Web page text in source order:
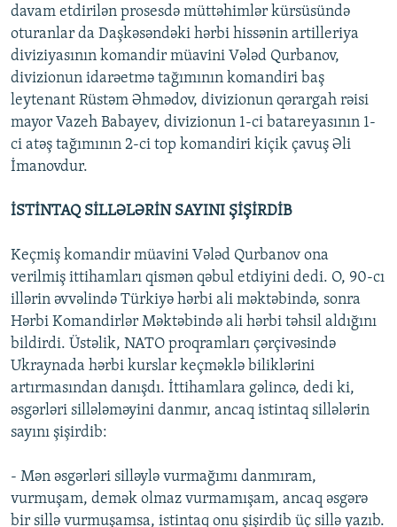
davam etdirilən prosesdə müttəhimlər kürsüsündə
oturanlar da Daşkəsəndəki hərbi hissənin artilleriya
diviziyasının komandir müavini Vələd Qurbanov,
divizionun idarəetmə tağımının komandiri baş
leytenant Rüstəm Əhmədov, divizionun qərargah rəisi
mayor Vazeh Babayev, divizionun 1-ci batareyasının 1-
ci atəş tağımının 2-ci top komandiri kiçik çavuş Əli
İmanovdur.
İSTİNTAQ SİLLƏLƏRİN SAYINI ŞİŞİRDİB
Keçmiş komandir müavini Vələd Qurbanov ona
verilmiş ittihamları qismən qəbul etdiyini dedi. O, 90-cı
illərin əvvəlində Türkiyə hərbi ali məktəbində, sonra
Hərbi Komandirlər Məktəbində ali hərbi təhsil aldığını
bildirdi. Üstəlik, NATO proqramları çərçivəsində
Ukraynada hərbi kurslar keçməklə biliklərini
artırmasından danışdı. İttihamlara gəlincə, dedi ki,
əsgərləri sillələməyini danmır, ancaq istintaq sillələrin
sayını şişirdib:
- Mən əsgərləri silləylə vurmağımı danmıram,
vurmuşam, demək olmaz vurmamışam, ancaq əsgərə
bir sillə vurmuşamsa, istintaq onu şişirdib üç sillə yazıb.